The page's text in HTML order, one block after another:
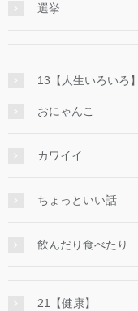
選挙
13【人生いろいろ】
おにゃんこ
カワイイ
ちょっといい話
飲んだり食べたり
21【健康】